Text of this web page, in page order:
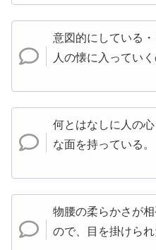
意図的にしている
人の懐に入ってい
何とはなしに人の
な面を持っている。
物腰の柔らかさが
ので、目を掛けられ